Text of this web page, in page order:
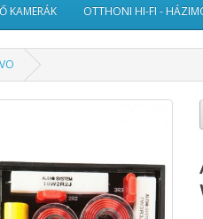
KAMERÁK OTTHONI HI-FI -